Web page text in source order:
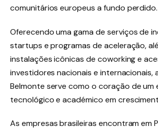
comunitários europeus a fundo perdido.
Oferecendo uma gama de serviços de
startups e programas de aceleração,
instalações icônicas de coworking e
investidores nacionais e internacionais,
Belmonte serve como o coração de um
tecnológico e académico em
As empresas brasileiras encontram em